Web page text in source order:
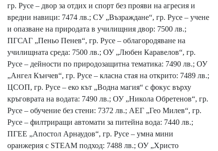
гр. Русе – двор за отдих и спорт без прояви на агресия и
вредни навици: 7474 лв.; СУ „Възраждане“, гр. Русе – учене
и опазване на природата в училищния двор: 7500 лв.;
ПГСАГ „Пеньо Пенев“, гр. Русе – облагородяване на
училищната среда: 7500 лв.; ОУ „Любен Каравелов“, гр.
Русе – дейности по природозащитна тематика: 7490 лв.; ОУ
„Ангел Кънчев“, гр. Русе – класна стая на открито: 7489 лв.;
ЦСОП, гр. Русе – еко кът „Водна магия“ с фокус върху
кръговрата на водата: 7490 лв.; ОУ „Никола Обретенов“, гр.
Русе – обучение без стени: 7372 лв.; АЕГ „Гео Милев“, гр.
Русе – филтриращи автомати за питейна вода: 7440 лв.;
ПГЕЕ „Апостол Арнаудов“, гр. Русе – умна мини
оранжерия с STEAM подход: 7488 лв.; ОУ „Христо